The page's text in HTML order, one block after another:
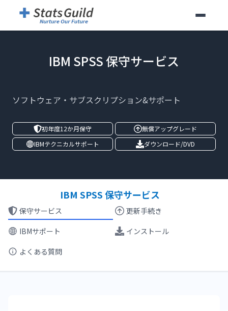
IBM SPSS 保守サービス
ソフトウェア・サブスクリプション&サポート
初年度12か月保守
無償アップグレード
IBMテクニカルサポート
ダウンロード/DVD
IBM SPSS 保守サービス
保守サービス
更新手続き
IBMサポート
インストール
よくある質問